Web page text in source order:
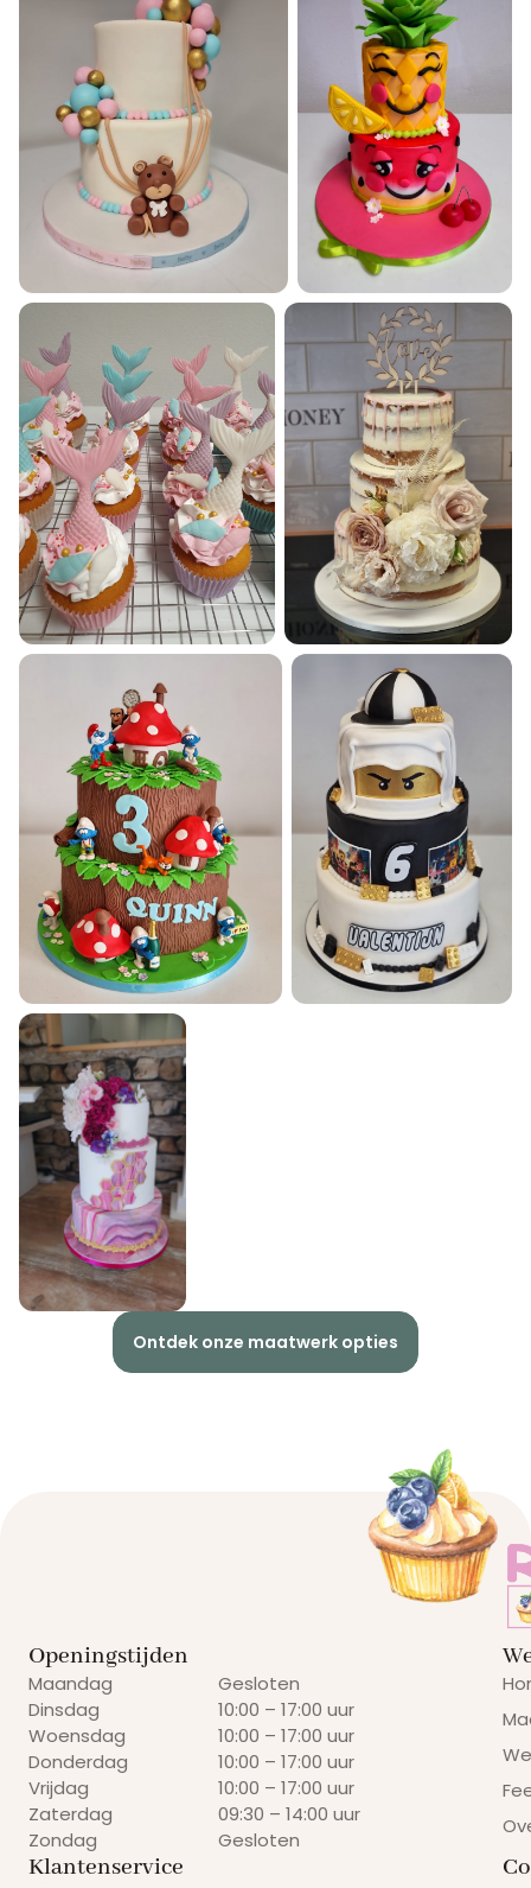
Ontdek onze maatwerk opties
Openingstijden
Maandag
Dinsdag
Woensdag
Donderdag
Vrijdag
Zaterdag
Zondag
Gesloten
10:00 – 17:00 uur
10:00 – 17:00 uur
10:00 – 17:00 uur
10:00 – 17:00 uur
09:30 – 14:00 uur
Gesloten
Klantenservice